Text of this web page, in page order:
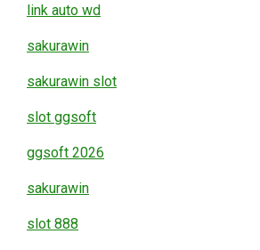
link auto wd
sakurawin
sakurawin slot
slot ggsoft
ggsoft 2026
sakurawin
slot 888